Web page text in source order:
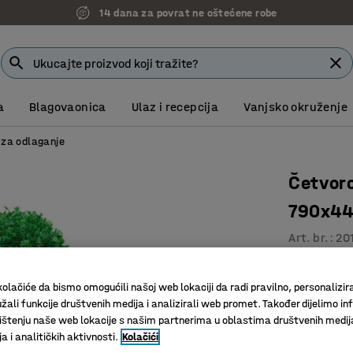
14 dana za povrat ne oštećene robe
Blagovaonica Ulaz i recepcija Vanjsko okruženje
odlaganje
Art. br. :
Štedi
da bismo omogućili našoj web lokaciji da radi pravilno,
funkcije društvenih medija i analizirali web promet. Također dijelimo
naše web lokacije s našim partnerima u oblastima društvenih
i analitičkih aktivnosti. Kolačići